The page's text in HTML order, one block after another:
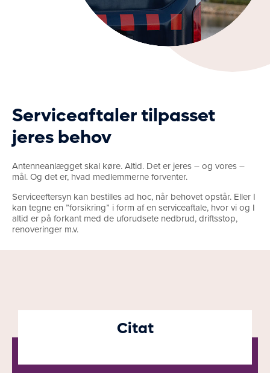
Serviceaftaler tilpasset
jeres behov
Antenneanlægget skal køre. Altid. Det er jeres – og vores –
mål. Og det er, hvad medlemmerne forventer.
Serviceeftersyn kan bestilles ad hoc, når behovet opstår. Eller I
kan tegne en ”forsikring” i form af en serviceaftale, hvor vi og I
altid er på forkant med de uforudsete nedbrud, driftsstop,
renoveringer m.v.
Citat